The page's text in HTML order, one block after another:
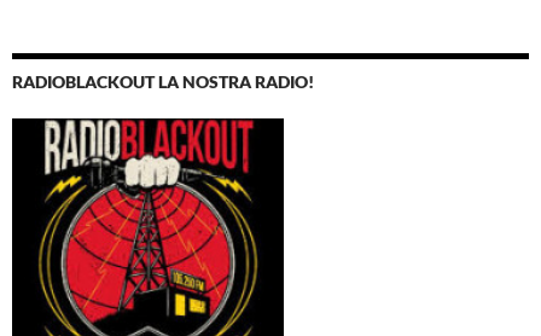
RADIOBLACKOUT LA NOSTRA RADIO!